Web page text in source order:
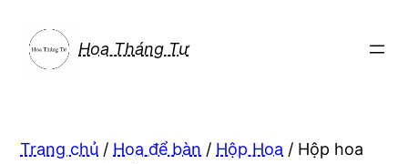
phần
Hoa Tháng Tư
Trang chủ / Hoa để bàn / Hộp Hoa / Hộp hoa